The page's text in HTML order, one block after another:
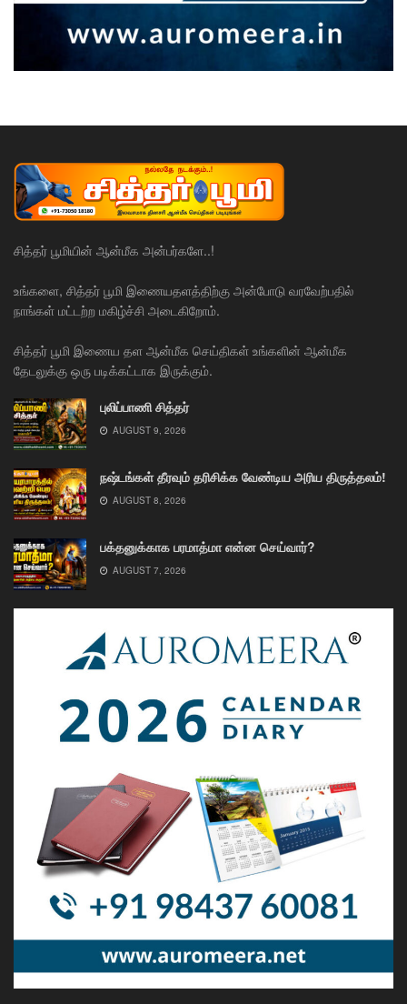
சித்தர் பூமியின் ஆன்மீக அன்பர்களே..!
உங்களை, சித்தர் பூமி இணையதளத்திற்கு அன்போடு வரவேற்பதில்
நாங்கள் மட்டற்ற மகிழ்ச்சி அடைகிறோம்.
சித்தர் பூமி இணைய தள ஆன்மீக செய்திகள் உங்களின் ஆன்மீக
தேடலுக்கு ஒரு படிக்கட்டாக இருக்கும்.
புலிப்பாணி சித்தர்
AUGUST 9, 2026
நஷ்டங்கள் தீரவும் தரிசிக்க வேண்டிய அரிய திருத்தலம்!
AUGUST 8, 2026
பக்தனுக்காக பரமாத்மா என்ன செய்வார்?
AUGUST 7, 2026